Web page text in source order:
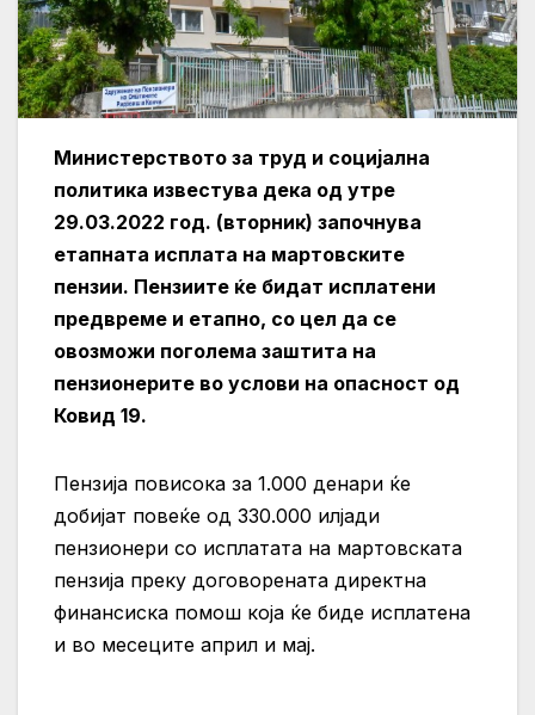
Министерството за труд и социјална
политика известува дека од утре
29.03.2022 год. (вторник) започнува
етапната исплата на мартовските
пензии. Пензиите ќе бидат исплатени
предвреме и етапно, со цел да се
овозможи поголема заштита на
пензионерите во услови на опасност од
Ковид 19.
Пензија повисока за 1.000 денари ќе
добијат повеќе од 330.000 илјади
пензионери со исплатата на мартовската
пензија преку договорената директна
финансиска помош која ќе биде исплатена
и во месеците април и мај.